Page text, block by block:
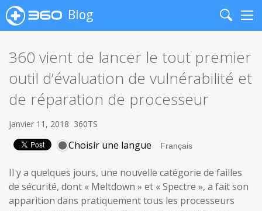
Blog
Search
360 vient de lancer le tout premier
outil d’évaluation de vulnérabilité et
de réparation de processeur
janvier 11, 2018 360TS
Choisir une langue
Il y a quelques jours, une nouvelle catégorie de failles
de sécurité, dont « Meltdown » et « Spectre », a fait son
apparition dans pratiquement tous les processeurs